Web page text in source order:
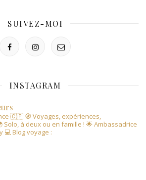
SUIVEZ-MOI
INSTAGRAM
🇨🇵 🧭 Voyages, expériences,
Solo, à deux ou en famille ! 🌟 Ambassadrice
💻 Blog voyage :